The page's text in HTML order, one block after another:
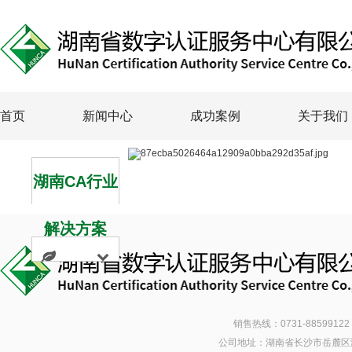
首页 新闻中心 成功案例 关于我们
湖南CA行业
解决方案
销售热线：0731-
公司地址：湖南省长沙市岳麓